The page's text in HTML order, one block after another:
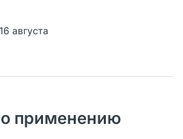
августа
применению